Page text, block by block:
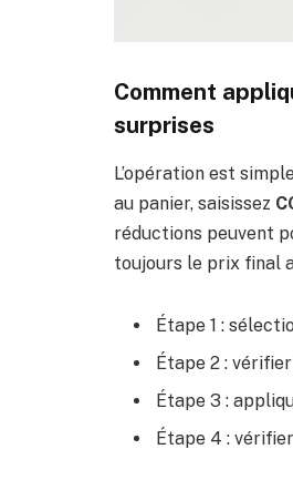
Comment
surprises
L’opération est
au panier, saisissez
réductions peuvent
toujours le prix final
Étape 1 :
Étape 2 :
Étape 3 :
Étape 4 :